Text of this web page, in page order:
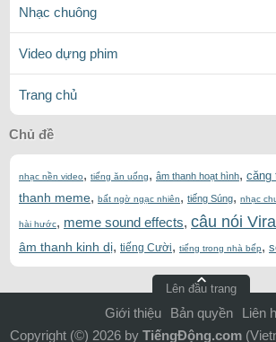
Nhạc chuông
Video dựng phim
Trang chủ
Chủ đề
nhạc nền video, tiếng ăn uống, âm thanh hoạt hình, căng
thanh meme, bất ngờ ngạc nhiên, tiếng Súng, nhạc
hài hước, meme sound effects, câu nói Viral
âm thanh kinh dị, tiếng Cười, tiếng trong nhà bếp,
Lên đầu trang
Giới thiệu Bản quyền
Liên
Copyright (©) 2026 by TiếngĐộng.com